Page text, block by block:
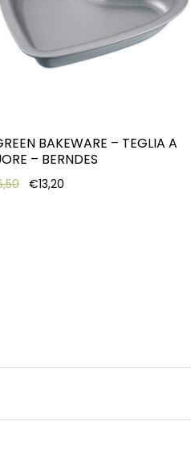
BAKEWARE – TEGLIA A
– BERNDES
Original price was: €16,50.
€13,20